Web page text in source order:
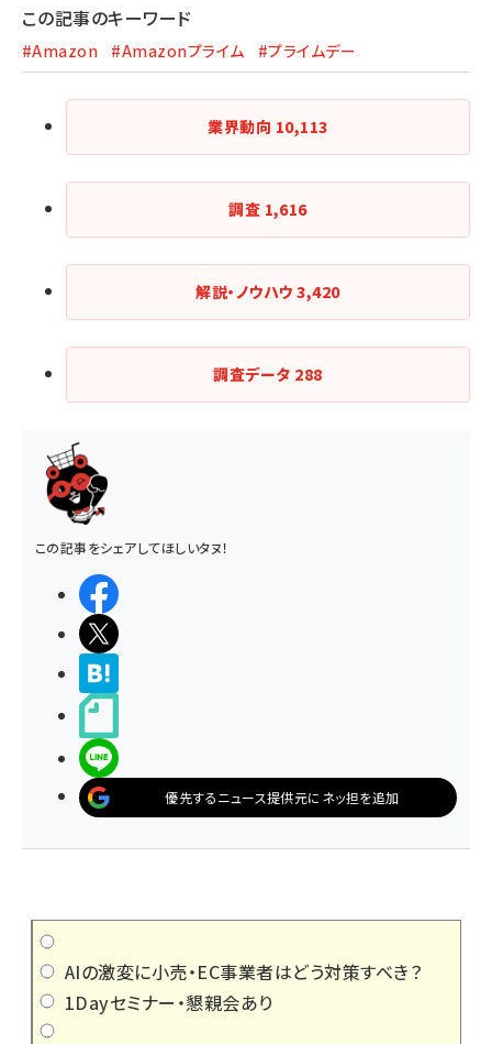
この記事のキーワード
#Amazon #Amazonプライム #プライムデー
業界動向 10,113
調査 1,616
解説・ノウハウ3,420
調査データ 288
この記事をシェアしてほしいタヌ！
優先するニュース提供元にネッ担を追加
AIの激変に小売・EC事業者はどう対策すべき？
1Dayセミナー・懇親会あり